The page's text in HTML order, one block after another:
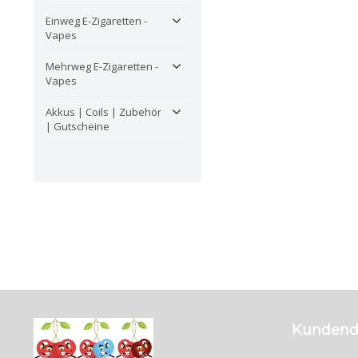
Einweg E-Zigaretten -
Vapes
Mehrweg E-Zigaretten -
Vapes
Akkus | Coils | Zubehör
| Gutscheine